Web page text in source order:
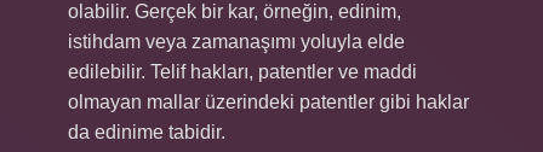
olabilir. Gerçek bir kar, örneğin, edinim,
istihdam veya zamanaşımı yoluyla elde
edilebilir. Telif hakları, patentler ve maddi
olmayan mallar üzerindeki patentler gibi haklar
da edinime tabidir.